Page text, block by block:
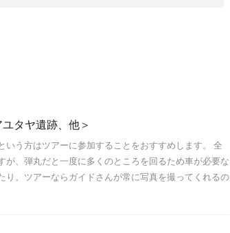
タヤ遺跡、他＞
う方はツアーに参加することをおすすめします。 全
、弾丸だと一度に多くのところを回るため車が必要な
。ツアーならガイドさんが常に写真を撮ってくれるの